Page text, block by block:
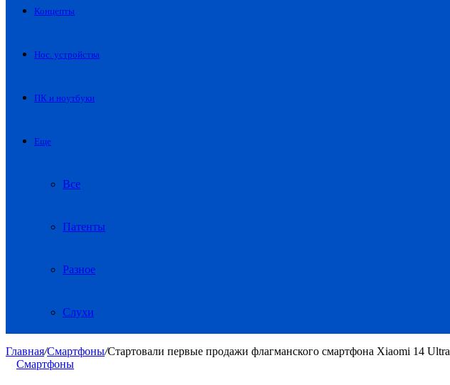
Концепты
Нос. устройства
ПК и ноутбуки
Еще
Все
Патенты
Разное
Слухи
Главная/Смартфоны/Стартовали первые продажи флагманского смартфона Xiaomi 14 Ultra
Смартфоны